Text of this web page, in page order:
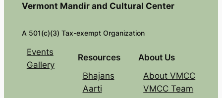
Vermont Mandir and Cultural Center
A 501(c)(3) Tax-exempt Organization
Events
Gallery
Resources
Bhajans
Aarti
About Us
About VMCC
VMCC Team